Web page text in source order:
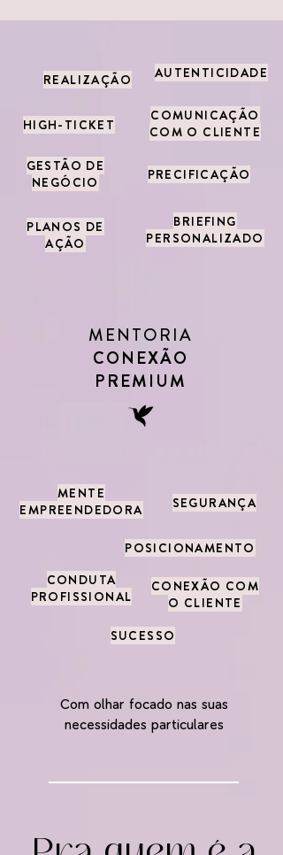
REALIZAÇÃO AUTENTICIDADE
HIGH-TICKET
COMUNICAÇÃO
COM O CLIENTE
GESTÃO DE
NEGÓCIO
PRECIFICAÇÃO
PLANOS DE
AÇÃO
BRIEFING
PERSONALIZADO
MENTORIA
CONEXÃO
PREMIUM
MENTE
EMPREENDEDORA
SEGURANÇA
POSICIONAMENTO
CONDUTA
PROFISSIONAL
CONEXÃO COM
O CLIENTE
SUCESSO
Com olhar focado nas suas
necessidades particulares